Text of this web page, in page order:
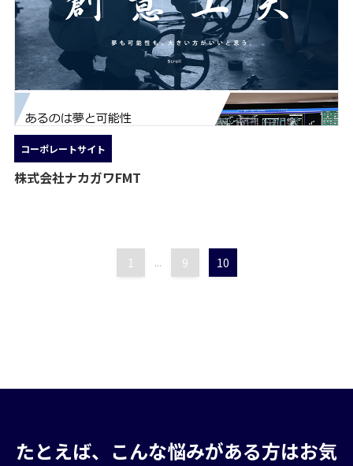
コーポレートサイト
株式会社ナカガワFMT
1 ... 9 10
たとえば、こんな悩みがある方はお気